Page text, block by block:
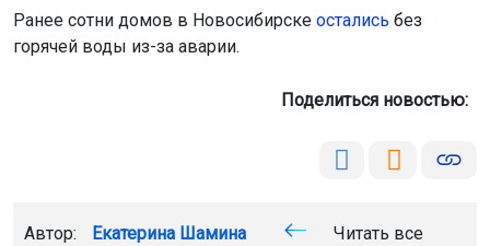
Ранее сотни домов в Новосибирске остались без
горячей воды из-за аварии.
Поделиться новостью:
Автор: Екатерина Шамина
Читать все